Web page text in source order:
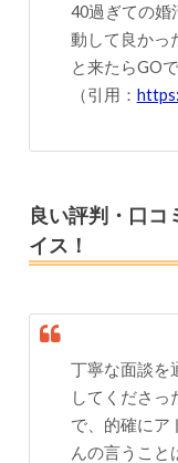
40過ぎての婚
動して良かっ
と来たらGOで
（引用：
良い評判・口コ
イス！
丁寧な面談を
してくださっ
で、的確にア
んの言うこと